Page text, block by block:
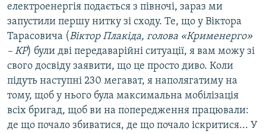
електроенергія подається з півночі, зараз ми
запустили першу нитку зі сходу. Те, що у Віктора
Тарасовича (Віктор Плакіда, голова «Крименерго»
– КР) були дві передаварійні ситуації, я вам можу зі
свого досвіду заявити, що це просто диво. Коли
підуть наступні 230 мегават, я наполягатиму на
тому, щоб у нього була максимальна мобілізація
всіх бригад, щоб ви на попередження працювали:
де що почало збиватися, де що почало іскритися... У